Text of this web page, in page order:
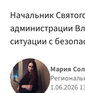
Политика
Начальник
администрации
ситуации с
Мария
1.06.2026